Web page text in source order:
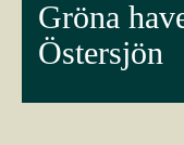
Gröna
Östersjön